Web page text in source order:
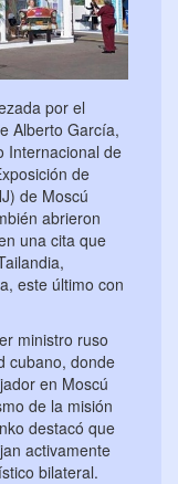
por el
Alberto García,
Internacional de
de
de Moscú
abrieron
una cita que
este último con
ministro ruso
cubano, donde
en Moscú
de la misión
destacó que
activamente
bilateral.